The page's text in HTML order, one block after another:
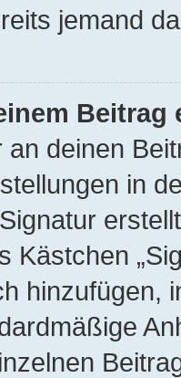
jemand
an deinen
in
Kästchen
hinzufügen,